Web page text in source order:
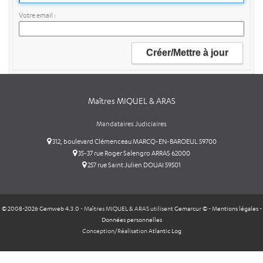
Votre email
Maîtres MIQUEL & ARAS
Mandataires Judiciaires
312, boulevard Clémenceau MARCQ-EN-BAROEUL 59700
35-37 rue Roger Salengro ARRAS 62000
257 rue Saint Julien DOUAI 59501
© 2008-2026 Gemweb 4.3.0 - Maîtres MIQUEL & ARAS utilisentGemarcur ©-Mentions légales-
Données personnelles
Conception/RéalisationAtlantic Log